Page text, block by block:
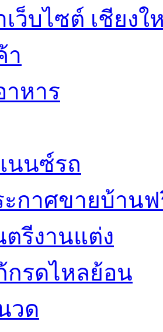
ว็บไซต์ เชียงใ
า
าหาร
นนซ์รถ
ะกาศขายบ้าน
ตรีงานแต่ง
กรดไหลย้อน
วด